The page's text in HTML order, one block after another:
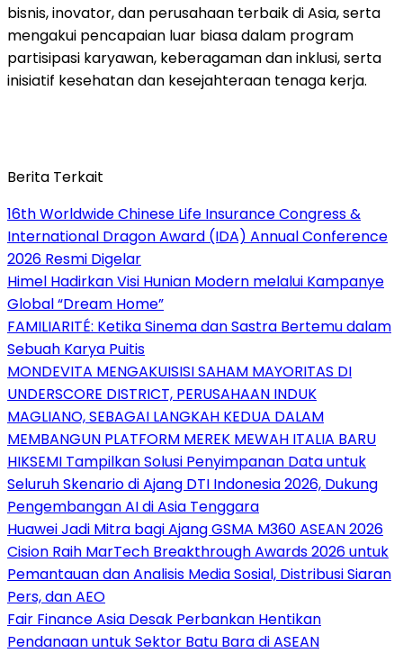
bisnis, inovator, dan perusahaan terbaik di Asia, serta
mengakui pencapaian luar biasa dalam program
partisipasi karyawan, keberagaman dan inklusi, serta
inisiatif kesehatan dan kesejahteraan tenaga kerja.
Berita Terkait
16th Worldwide Chinese Life Insurance Congress &
International Dragon Award (IDA) Annual Conference
2026 Resmi Digelar
Himel Hadirkan Visi Hunian Modern melalui Kampanye
Global “Dream Home”
FAMILIARITÉ: Ketika Sinema dan Sastra Bertemu dalam
Sebuah Karya Puitis
MONDEVITA MENGAKUISISI SAHAM MAYORITAS DI
UNDERSCORE DISTRICT, PERUSAHAAN INDUK
MAGLIANO, SEBAGAI LANGKAH KEDUA DALAM
MEMBANGUN PLATFORM MEREK MEWAH ITALIA BARU
HIKSEMI Tampilkan Solusi Penyimpanan Data untuk
Seluruh Skenario di Ajang DTI Indonesia 2026, Dukung
Pengembangan AI di Asia Tenggara
Huawei Jadi Mitra bagi Ajang GSMA M360 ASEAN 2026
Cision Raih MarTech Breakthrough Awards 2026 untuk
Pemantauan dan Analisis Media Sosial, Distribusi Siaran
Pers, dan AEO
Fair Finance Asia Desak Perbankan Hentikan
Pendanaan untuk Sektor Batu Bara di ASEAN